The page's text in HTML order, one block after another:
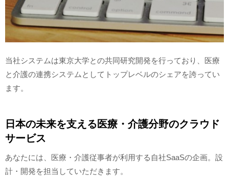
当社システムは東京大学との共同研究開発を行っており、医療
と介護の連携システムとしてトップレベルのシェアを誇ってい
ます。
日本の未来を支える医療・介護分野のクラウド
サービス
あなたには、医療・介護従事者が利用する自社SaaSの企画。設
計・開発を担当していただきます。